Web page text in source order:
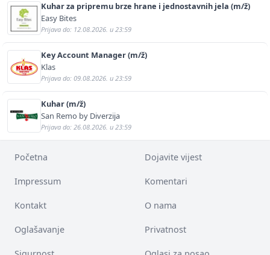
Kuhar za pripremu brze hrane i jednostavnih jela (m/ž)
Easy Bites
Prijava do: 12.08.2026. u 23:59
Key Account Manager (m/ž)
Klas
Prijava do: 09.08.2026. u 23:59
Kuhar (m/ž)
San Remo by Diverzija
Prijava do: 26.08.2026. u 23:59
Početna Dojavite vijest
Impressum Komentari
Kontakt O nama
Oglašavanje Privatnost